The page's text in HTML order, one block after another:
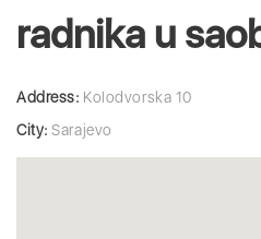
radnika u
Address: Kolodvorska 10
City: Sarajevo